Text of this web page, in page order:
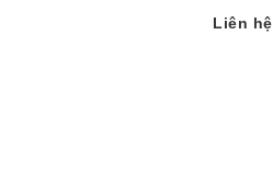
Liên hệ